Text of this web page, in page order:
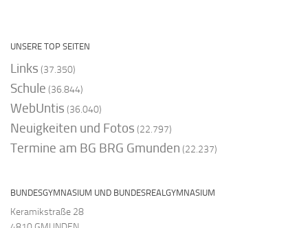
UNSERE TOP SEITEN
Links (37.350)
Schule (36.844)
WebUntis (36.040)
Neuigkeiten und Fotos (22.797)
Termine am BG BRG Gmunden (22.237)
BUNDESGYMNASIUM UND BUNDESREALGYMNASIUM
Keramikstraße 28